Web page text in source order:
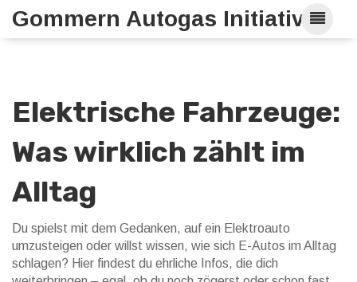
Gommern Autogas Initiative
Elektrische Fahrzeuge:
Was wirklich zählt im
Alltag
Du spielst mit dem Gedanken, auf ein Elektroauto
umzusteigen oder willst wissen, wie sich E-Autos im Alltag
schlagen? Hier findest du ehrliche Infos, die dich